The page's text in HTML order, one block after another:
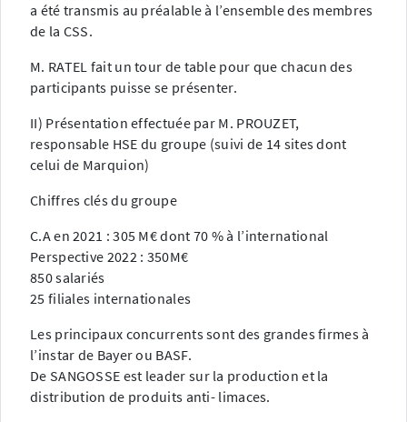
a été transmis au préalable à l’ensemble des membres
de la CSS.
M. RATEL fait un tour de table pour que chacun des
participants puisse se présenter.
II) Présentation effectuée par M. PROUZET,
responsable HSE du groupe (suivi de 14 sites dont
celui de Marquion)
Chiffres clés du groupe
C.A en 2021 : 305 M€ dont 70 % à l’international
Perspective 2022 : 350M€
850 salariés
25 filiales internationales
Les principaux concurrents sont des grandes firmes à
l’instar de Bayer ou BASF.
De SANGOSSE est leader sur la production et la
distribution de produits anti- limaces.